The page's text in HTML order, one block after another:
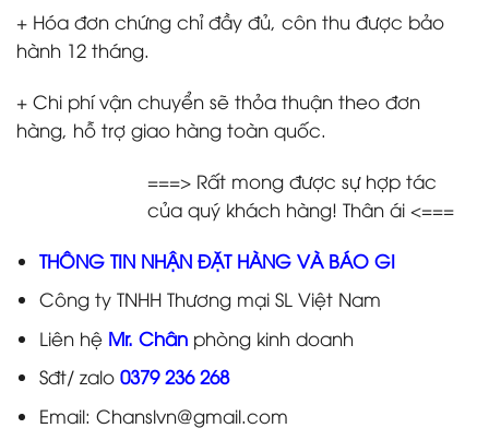
+ Hóa đơn chứng chỉ đầy đủ, côn thu được bảo
hành 12 tháng.
+ Chi phí vận chuyển sẽ thỏa thuận theo đơn
hàng, hỗ trợ giao hàng toàn quốc.
===> Rất mong được sự hợp tác
của quý khách hàng! Thân ái <===
THÔNG TIN NHẬN ĐẶT HÀNG VÀ BÁO GI
Công ty TNHH Thương mại SL Việt Nam
Liên hệ Mr. Chânphòng kinh doanh
Sđt/ zalo 0379 236 268
Email: Chanslvn@gmail.com